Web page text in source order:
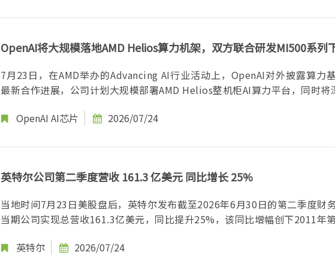
OpenAI将大规模落地AMD Helios算力机架，双方联合研发MI500系列
7月23日，在AMD举办的Advancing AI行业活动上，OpenAI对外披露算力
最新合作进展，公司计划大规模部署AMD Helios整机柜AI算力平台，同时将
OpenAI AI芯片 2026/07/24
英特尔公司第二季度营收 161.3 亿美元 同比增长 25%
当地时间7月23日美股盘后，英特尔发布截至2026年6月30日的第二季度财务
当期公司实现总营收161.3亿美元，同比提升25%，该同比增幅创下2011年
英特尔
2026/07/24